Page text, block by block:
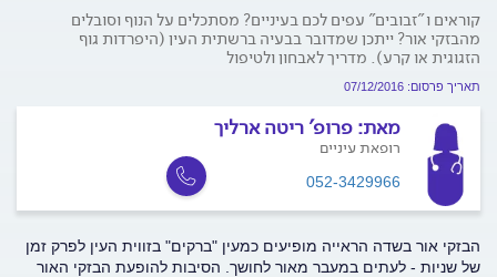
קוראים ו"זבובים" עפים לכם בעיניים? מסתכלים על הנוף וסובלים
מהבזקי אור? ייתכן שמדובר בבעיה ברשתית העין (היפרדות גוף
הזגוגית או קרע). מדריך לאבחון ולטיפול
תאריך פרסום: 07/12/2016
מאת: פרופ' ריטה ארליך
רופאת עיניים
052-3429966
הבזקי אור בשדה הראייה מופיעים כמעין "ברקים" בזווית העין לפרק זמן
של שניות - לעתים במעבר מאור לחושך. הסיבות להופעת הבזקי האור